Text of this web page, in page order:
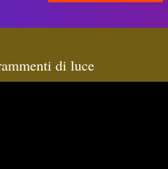
di luce